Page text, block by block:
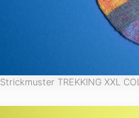
Strickmuster TREKKING XXL